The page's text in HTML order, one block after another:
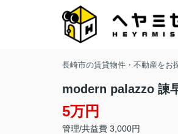
長崎市の賃貸物件・不動産をお
modern palazzo 諫
5万円
管理/共益費 3,000円